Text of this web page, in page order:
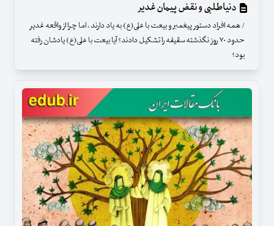
دنیاطلبی و نقض پیمان غدیر
/ همه افراد دستور پیغمبر و بیعت با علی(ع) به یاد دارند ، اما چرا از واقعه غدیر
حدود ۷۰ روز نگذشته سقیفه را تشکیل دادند؟ آیا بیعت با علی(ع) یادشان رفته
بود؟